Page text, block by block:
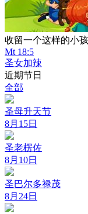
收留一个这样的小
Mt 18:5
圣女加辣
近期节日
全部
圣母升天节
8月15日
圣老楞佐
8月10日
圣巴尔多禄茂
8月24日